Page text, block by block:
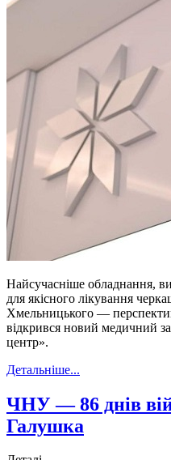
Найсучасніше обладнання,
для якісного лікування
Хмельницького —
відкрився новий медичний
центр».
Детальніше...
ЧНУ — 86 днів
Галушка